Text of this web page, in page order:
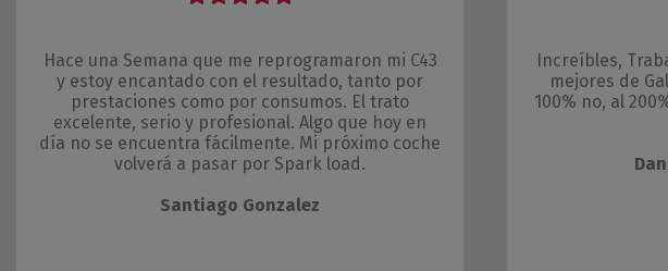
Hace una Semana que me reprogramaron mi C43
y estoy encantado con el resultado, tanto por
prestaciones como por consumos. El trato
excelente, serio y profesional. Algo que hoy en
día no se encuentra fácilmente. Mi próximo coche
volverá a pasar por Spark load.
Santiago Gonzalez
Increíbles,
mejores de
100% no, al